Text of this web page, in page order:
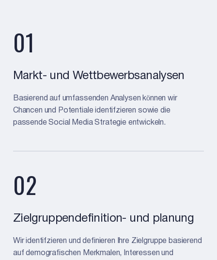
01
Markt- und Wettbewerbsanalysen
Basierend auf umfassenden Analysen können wir
Chancen und Potentiale identifzieren sowie die
passende Social Media Strategie entwickeln.
02
Zielgruppendefinition- und planung
Wir identifzieren und definieren Ihre Zielgruppe basierend
auf demografischen Merkmalen, Interessen und